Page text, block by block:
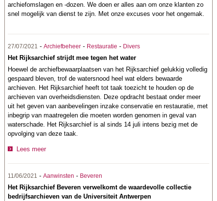
archiefomslagen en -dozen. We doen er alles aan om onze klanten zo
snel mogelijk van dienst te zijn. Met onze excuses voor het ongemak.
27/07/2021 -Archiefbeheer - Restauratie - Divers
Het Rijksarchief strijdt mee tegen het water
Hoewel de archiefbewaarplaatsen van het Rijksarchief gelukkig volledig
gespaard bleven, trof de watersnood heel wat elders bewaarde
archieven. Het Rijksarchief heeft tot taak toezicht te houden op de
archieven van overheidsdiensten. Deze opdracht bestaat onder meer
uit het geven van aanbevelingen inzake conservatie en restauratie, met
inbegrip van maatregelen die moeten worden genomen in geval van
waterschade. Het Rijksarchief is al sinds 14 juli intens bezig met de
opvolging van deze taak.
Lees meer
11/06/2021 -Aanwinsten - Beveren
Het Rijksarchief Beveren verwelkomt de waardevolle collectie
bedrijfsarchieven van de Universiteit Antwerpen